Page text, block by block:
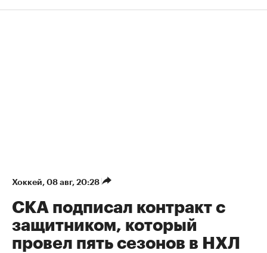
Хоккей⁠, 08 авг, 20:28
СКА подписал контракт с
защитником, который
провел пять сезонов в НХЛ